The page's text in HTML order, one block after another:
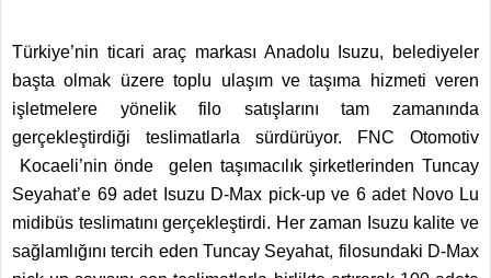
Türkiye’nin ticari araç markası Anadolu Isuzu, belediyeler
başta olmak üzere toplu ulaşım ve taşıma hizmeti veren
işletmelere yönelik filo satışlarını tam zamanında
gerçekleştirdiği teslimatlarla sürdürüyor. FNC Otomotiv
Kocaeli’nin önde gelen taşımacılık şirketlerinden Tuncay
Seyahat’e 69 adet Isuzu D-Max pick-up ve 6 adet Novo Lu
midibüs teslimatını gerçekleştirdi. Her zaman Isuzu kalite ve
sağlamlığını tercih eden Tuncay Seyahat, filosundaki D-Max